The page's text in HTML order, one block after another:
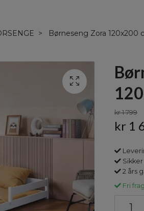
Børneseng Zora 120x200
kr 1 799
kr 1
Sikker
2 års
Fri